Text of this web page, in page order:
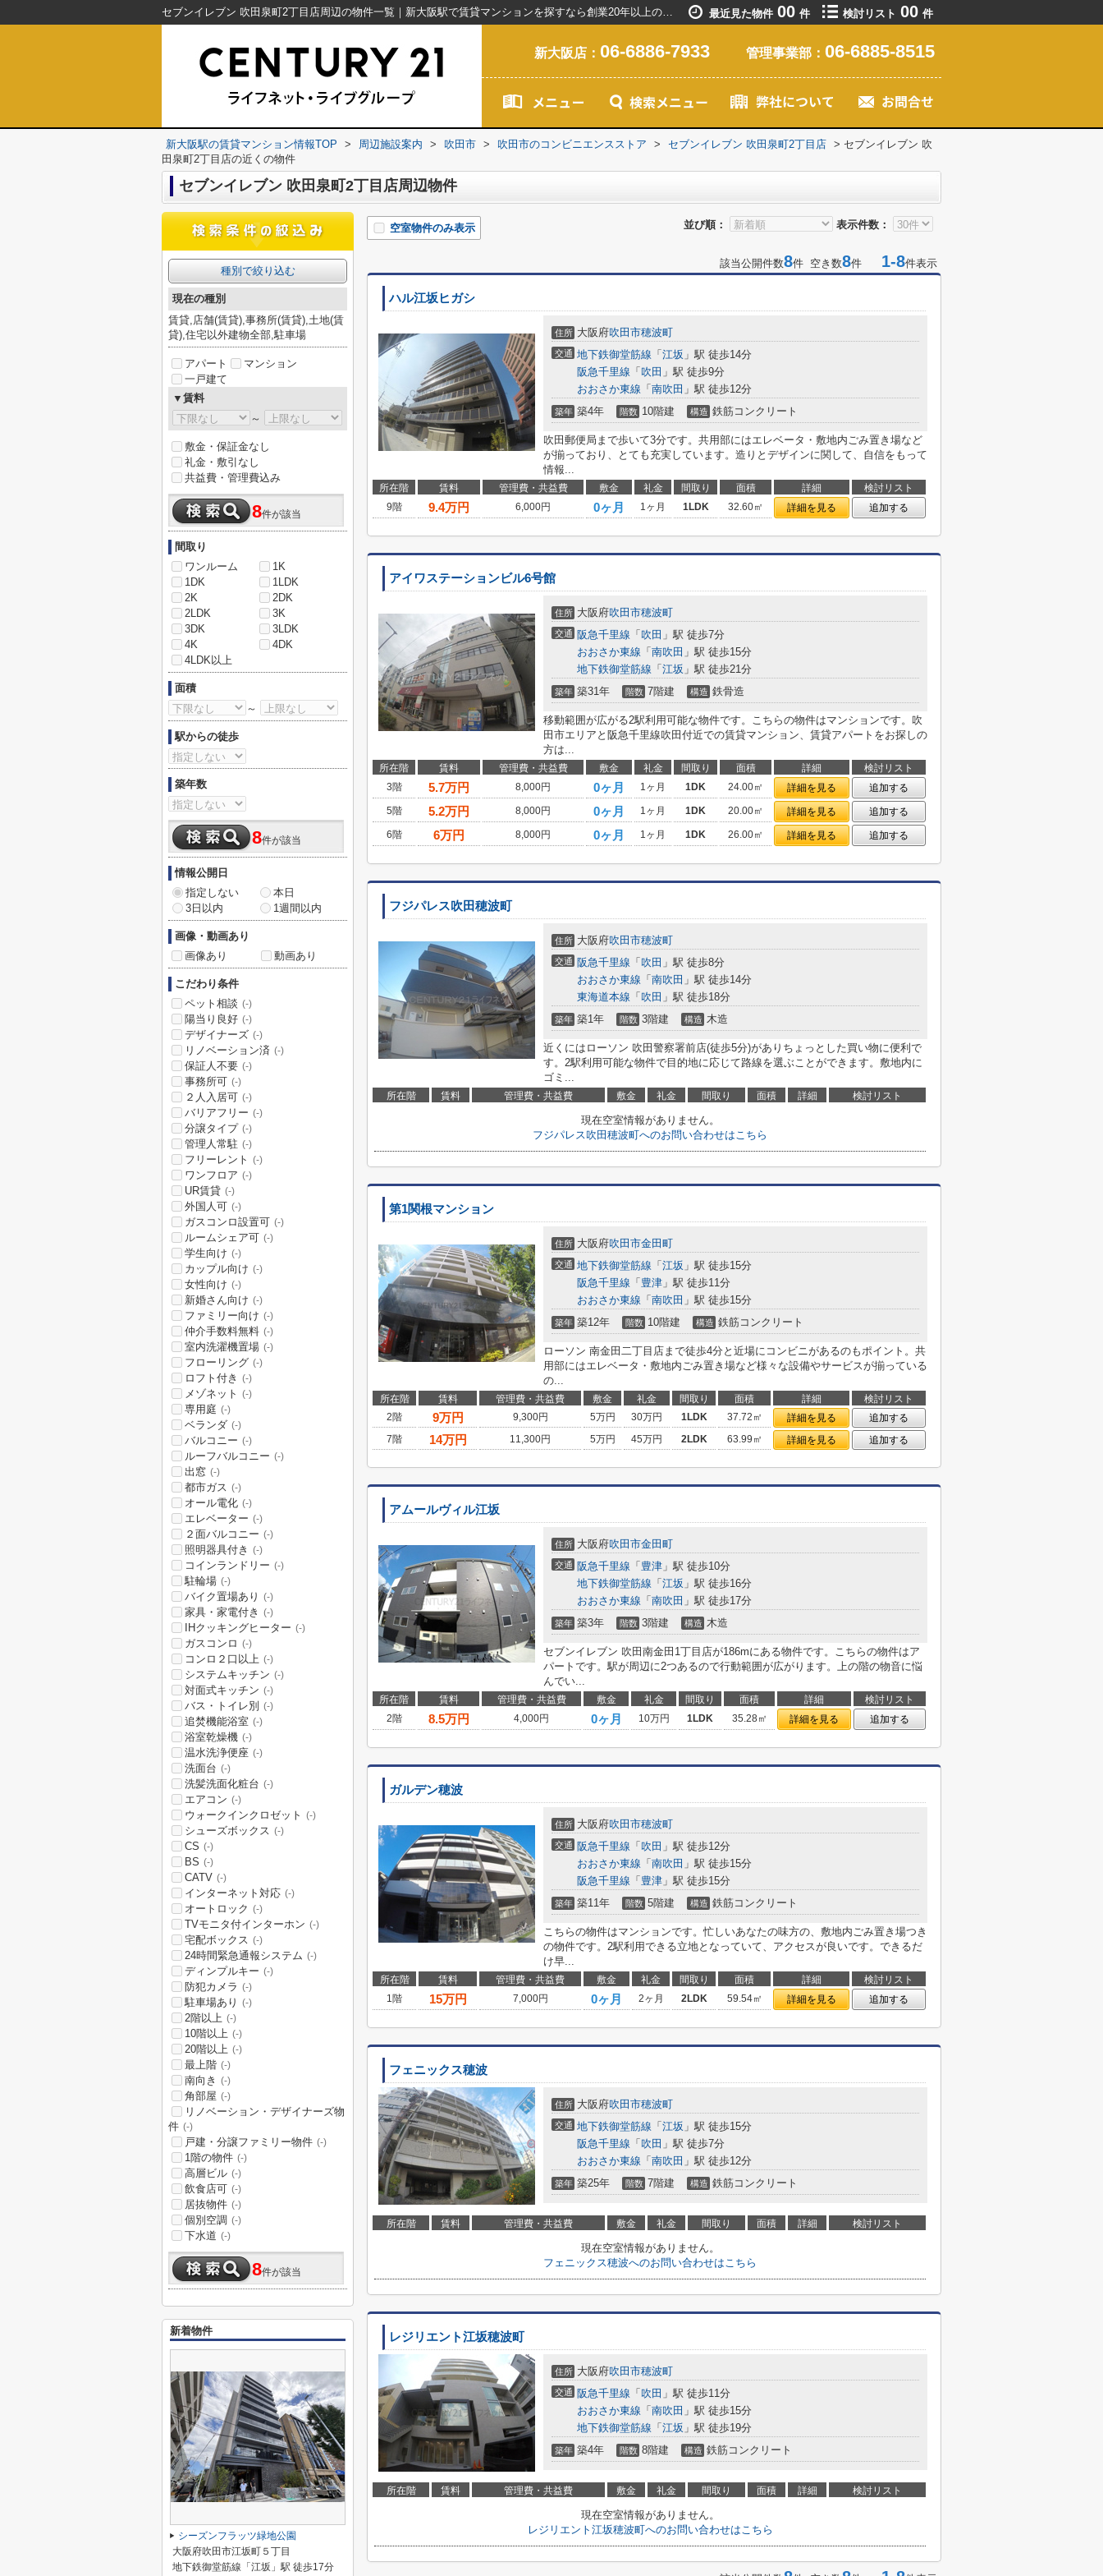
セブンイレブン 吹田泉町2丁目店周辺の物件一覧｜新大阪駅で賃貸マンションを探すなら創業20年以上のセンチュリー21ライフネット・ライブグループ 最近見た物件 00 件 検討リスト 00 件
新大阪店： 06-6886-7933 管理事業部： 06-6885-8515
新大阪駅の賃貸マンション情報TOP > 周辺施設案内 > 吹田市 > 吹田市のコンビニエンスストア > セブンイレブン 吹田泉町2丁目店 > セブンイレブン 吹
田泉町2丁目店の近くの物件
セブンイレブン 吹田泉町2丁目店周辺物件
並び順： 表示件数：
空室物件のみ表示
該当公開件数8件 空き数8件 1-8件表示
ハル江坂ヒガシ
住所 大阪府吹田市穂波町
交通 地下鉄御堂筋線 「 江坂 」駅 徒歩14分
阪急千里線 「 吹田 」駅 徒歩9分
おおさか東線 「 南吹田 」駅 徒歩12分
築年 築4年 階数 10階建 構造 鉄筋コンクリート
吹田郵便局まで歩いて3分です。共用部にはエレベータ・敷地内ごみ置き場など
が揃っており、とても充実しています。造りとデザインに関して、自信をもって
情報...
所在階 賃料 管理費・共益費 敷金 礼金 間取り 面積 詳細
検討リスト
9階
9.4万円 6,000円 0ヶ月 1ヶ月 1LDK 32.60㎡ 詳細を見る 追加する
アイワステーションビル6号館
住所 大阪府吹田市穂波町
交通 阪急千里線 「 吹田 」駅 徒歩7分
おおさか東線 「 南吹田 」駅 徒歩15分
地下鉄御堂筋線 「 江坂 」駅 徒歩21分
築年 築31年 階数 7階建 構造 鉄骨造
移動範囲が広がる2駅利用可能な物件です。こちらの物件はマンションです。吹
田市エリアと阪急千里線吹田付近での賃貸マンション、賃貸アパートをお探しの
方は...
所在階 賃料 管理費・共益費 敷金 礼金 間取り 面積 詳細
検討リスト
3階
5.7万円 8,000円 0ヶ月 1ヶ月 1DK 24.00㎡ 詳細を見る
追加する
5階
5.2万円 8,000円 0ヶ月 1ヶ月 1DK 20.00㎡ 詳細を見る
追加する
6階
6万円 8,000円 0ヶ月 1ヶ月 1DK 26.00㎡ 詳細を見る 追加する
フジパレス吹田穂波町
住所 大阪府吹田市穂波町
交通 阪急千里線 「 吹田 」駅 徒歩8分
おおさか東線 「 南吹田 」駅 徒歩14分
東海道本線 「 吹田 」駅 徒歩18分
築年 築1年 階数 3階建 構造 木造
近くにはローソン 吹田警察署前店(徒歩5分)がありちょっとした買い物に便利で
す。2駅利用可能な物件で目的地に応じて路線を選ぶことができます。敷地内に
ゴミ...
所在階 賃料 管理費・共益費 敷金 礼金 間取り 面積 詳細 検討リスト
現在空室情報がありません。
フジパレス吹田穂波町へのお問い合わせはこちら
第1関根マンション
住所 大阪府吹田市金田町
交通 地下鉄御堂筋線 「 江坂 」駅 徒歩15分
阪急千里線 「 豊津 」駅 徒歩11分
おおさか東線 「 南吹田 」駅 徒歩15分
築年 築12年 階数 10階建 構造 鉄筋コンクリート
ローソン 南金田二丁目店まで徒歩4分と近場にコンビニがあるのもポイント。共
用部にはエレベータ・敷地内ごみ置き場など様々な設備やサービスが揃っている
の...
所在階 賃料 管理費・共益費 敷金 礼金 間取り 面積 詳細
検討リスト
2階
9万円 9,300円 5万円 30万円 1LDK 37.72㎡ 詳細を見る
追加する
7階
14万円 11,300円 5万円 45万円 2LDK 63.99㎡ 詳細を見る 追加する
アムールヴィル江坂
住所 大阪府吹田市金田町
交通 阪急千里線 「 豊津 」駅 徒歩10分
地下鉄御堂筋線 「 江坂 」駅 徒歩16分
おおさか東線 「 南吹田 」駅 徒歩17分
築年 築3年 階数 3階建 構造 木造
セブンイレブン 吹田南金田1丁目店が186mにある物件です。こちらの物件はア
パートです。駅が周辺に2つあるので行動範囲が広がります。上の階の物音に悩
んでい...
所在階 賃料 管理費・共益費 敷金 礼金 間取り 面積 詳細
検討リスト
2階
8.5万円 4,000円 0ヶ月 10万円 1LDK 35.28㎡ 詳細を見る 追加する
ガルデン穂波
住所 大阪府吹田市穂波町
交通 阪急千里線 「 吹田 」駅 徒歩12分
おおさか東線 「 南吹田 」駅 徒歩15分
阪急千里線 「 豊津 」駅 徒歩15分
築年 築11年 階数 5階建 構造 鉄筋コンクリート
こちらの物件はマンションです。忙しいあなたの味方の、敷地内ごみ置き場つき
の物件です。2駅利用できる立地となっていて、アクセスが良いです。できるだ
け早...
所在階 賃料 管理費・共益費 敷金 礼金 間取り 面積 詳細
検討リスト
1階
15万円 7,000円 0ヶ月 2ヶ月 2LDK 59.54㎡ 詳細を見る 追加する
フェニックス穂波
住所 大阪府吹田市穂波町
交通 地下鉄御堂筋線 「 江坂 」駅 徒歩15分
阪急千里線 「 吹田 」駅 徒歩7分
おおさか東線 「 南吹田 」駅 徒歩12分
築年 築25年 階数 7階建 構造 鉄筋コンクリート
所在階 賃料 管理費・共益費 敷金 礼金 間取り 面積 詳細 検討リスト
現在空室情報がありません。
フェニックス穂波へのお問い合わせはこちら
レジリエント江坂穂波町
住所 大阪府吹田市穂波町
交通 阪急千里線 「 吹田 」駅 徒歩11分
おおさか東線 「 南吹田 」駅 徒歩15分
地下鉄御堂筋線 「 江坂 」駅 徒歩19分
築年 築4年 階数 8階建 構造 鉄筋コンクリート
所在階 賃料 管理費・共益費 敷金 礼金 間取り 面積 詳細 検討リスト
現在空室情報がありません。
レジリエント江坂穂波町へのお問い合わせはこちら
種別で絞り込む
現在の種別
賃貸,店舗(賃貸),事務所(賃貸),土地(賃
貸),住宅以外建物全部,駐車場
アパート
マンション
一戸建て
▼賃料
～
敷金・保証金なし
礼金・敷引なし
共益費・管理費込み
8件が該当
間取り
ワンルーム
1K
1DK
1LDK
2K
2DK
2LDK
3K
3DK
3LDK
4K
4DK
4LDK以上
面積
～
駅からの徒歩
築年数
8件が該当
情報公開日
指定しない
本日
3日以内
1週間以内
画像・動画あり
画像あり
動画あり
こだわり条件
ペット相談 (-)
陽当り良好 (-)
デザイナーズ (-)
リノベーション済 (-)
保証人不要 (-)
事務所可 (-)
２人入居可 (-)
バリアフリー (-)
分譲タイプ (-)
管理人常駐 (-)
フリーレント (-)
ワンフロア (-)
UR賃貸 (-)
外国人可 (-)
ガスコンロ設置可 (-)
ルームシェア可 (-)
学生向け (-)
カップル向け (-)
女性向け (-)
新婚さん向け (-)
ファミリー向け (-)
仲介手数料無料 (-)
室内洗濯機置場 (-)
フローリング (-)
ロフト付き (-)
メゾネット (-)
専用庭 (-)
ベランダ (-)
バルコニー (-)
ルーフバルコニー (-)
出窓 (-)
都市ガス (-)
オール電化 (-)
エレベーター (-)
２面バルコニー (-)
照明器具付き (-)
コインランドリー (-)
駐輪場 (-)
バイク置場あり (-)
家具・家電付き (-)
IHクッキングヒーター (-)
ガスコンロ (-)
コンロ２口以上 (-)
システムキッチン (-)
対面式キッチン (-)
バス・トイレ別 (-)
追焚機能浴室 (-)
浴室乾燥機 (-)
温水洗浄便座 (-)
洗面台 (-)
洗髪洗面化粧台 (-)
エアコン (-)
ウォークインクロゼット (-)
シューズボックス (-)
CS (-)
BS (-)
CATV (-)
インターネット対応 (-)
オートロック (-)
TVモニタ付インターホン (-)
宅配ボックス (-)
24時間緊急通報システム (-)
ディンプルキー (-)
防犯カメラ (-)
駐車場あり (-)
2階以上 (-)
10階以上 (-)
20階以上 (-)
最上階 (-)
南向き (-)
角部屋 (-)
リノベーション・デザイナーズ物
件 (-)
戸建・分譲ファミリー物件 (-)
1階の物件 (-)
高層ビル (-)
飲食店可 (-)
居抜物件 (-)
個別空調 (-)
下水道 (-)
8件が該当
新着物件
シーズンフラッツ緑地公園
大阪府吹田市江坂町５丁目
地下鉄御堂筋線「江坂」駅 徒歩17分